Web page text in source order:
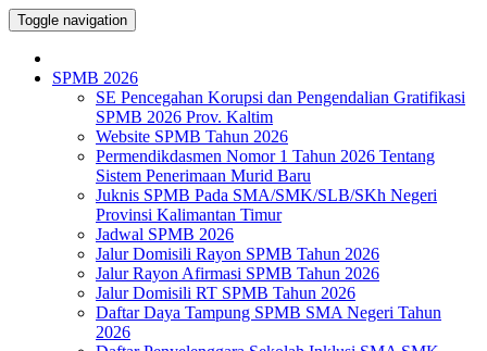
Toggle navigation
SPMB 2026
SE Pencegahan Korupsi dan Pengendalian Gratifikasi
SPMB 2026 Prov. Kaltim
Website SPMB Tahun 2026
Permendikdasmen Nomor 1 Tahun 2026 Tentang
Sistem Penerimaan Murid Baru
Juknis SPMB Pada SMA/SMK/SLB/SKh Negeri
Provinsi Kalimantan Timur
Jadwal SPMB 2026
Jalur Domisili Rayon SPMB Tahun 2026
Jalur Rayon Afirmasi SPMB Tahun 2026
Jalur Domisili RT SPMB Tahun 2026
Daftar Daya Tampung SPMB SMA Negeri Tahun
2026